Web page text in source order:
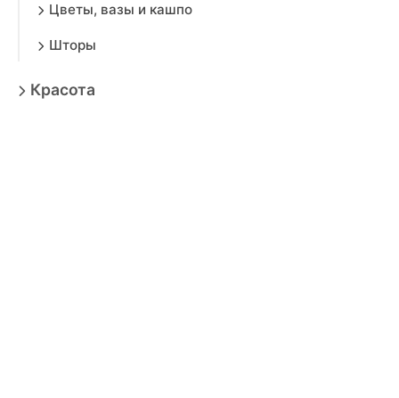
Цветы, вазы и кашпо
Шторы
Красота